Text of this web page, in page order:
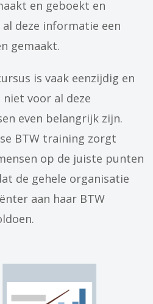
en geboekt en
deze informatie een
gemaakt.
is vaak eenzijdig en
voor al deze
even belangrijk zijn.
BTW training zorgt
op de juiste punten
de gehele organisatie
aan haar BTW